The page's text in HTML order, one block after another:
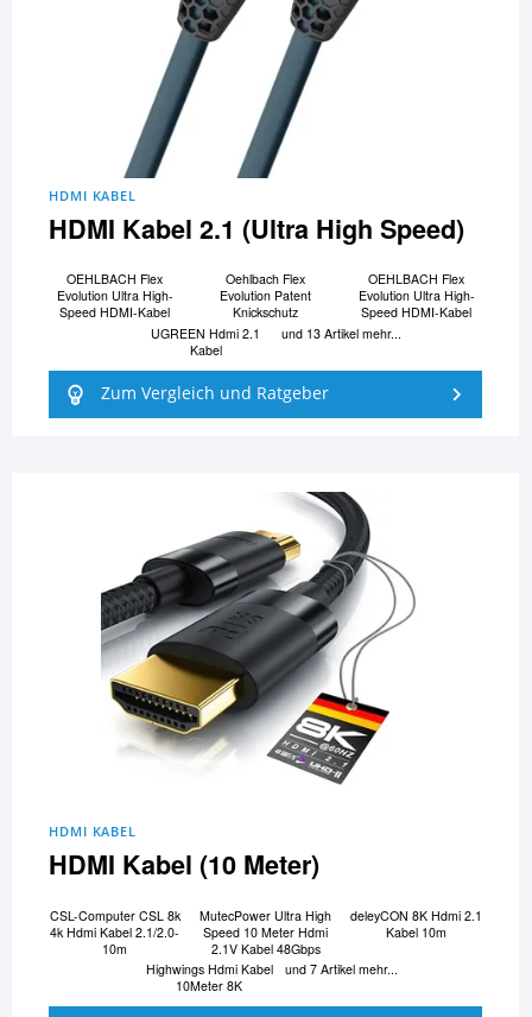
HDMI KABEL
HDMI Kabel 2.1 (Ultra High Speed)
OEHLBACH Flex
Evolution Ultra High-
Speed HDMI-Kabel
Oehlbach Flex
Evolution Patent
Knickschutz
OEHLBACH Flex
Evolution Ultra High-
Speed HDMI-Kabel
UGREEN Hdmi 2.1
Kabel
und 13 Artikel mehr...
Zum Vergleich und Ratgeber
HDMI KABEL
HDMI Kabel (10 Meter)
CSL-Computer CSL 8k
4k Hdmi Kabel 2.1/2.0-
10m
MutecPower Ultra High
Speed 10 Meter Hdmi
2.1V Kabel 48Gbps
deleyCON 8K Hdmi 2.1
Kabel 10m
Highwings Hdmi Kabel
10Meter 8K
und 7 Artikel mehr...